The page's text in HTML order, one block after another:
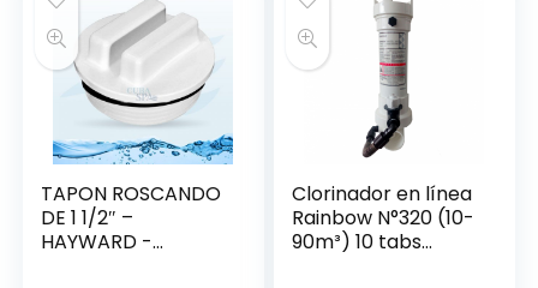
TAPON ROSCANDO
DE 1 1/2″ –
HAYWARD -
Clorinador en línea
Rainbow N°320 (10-
90m³) 10 tabs